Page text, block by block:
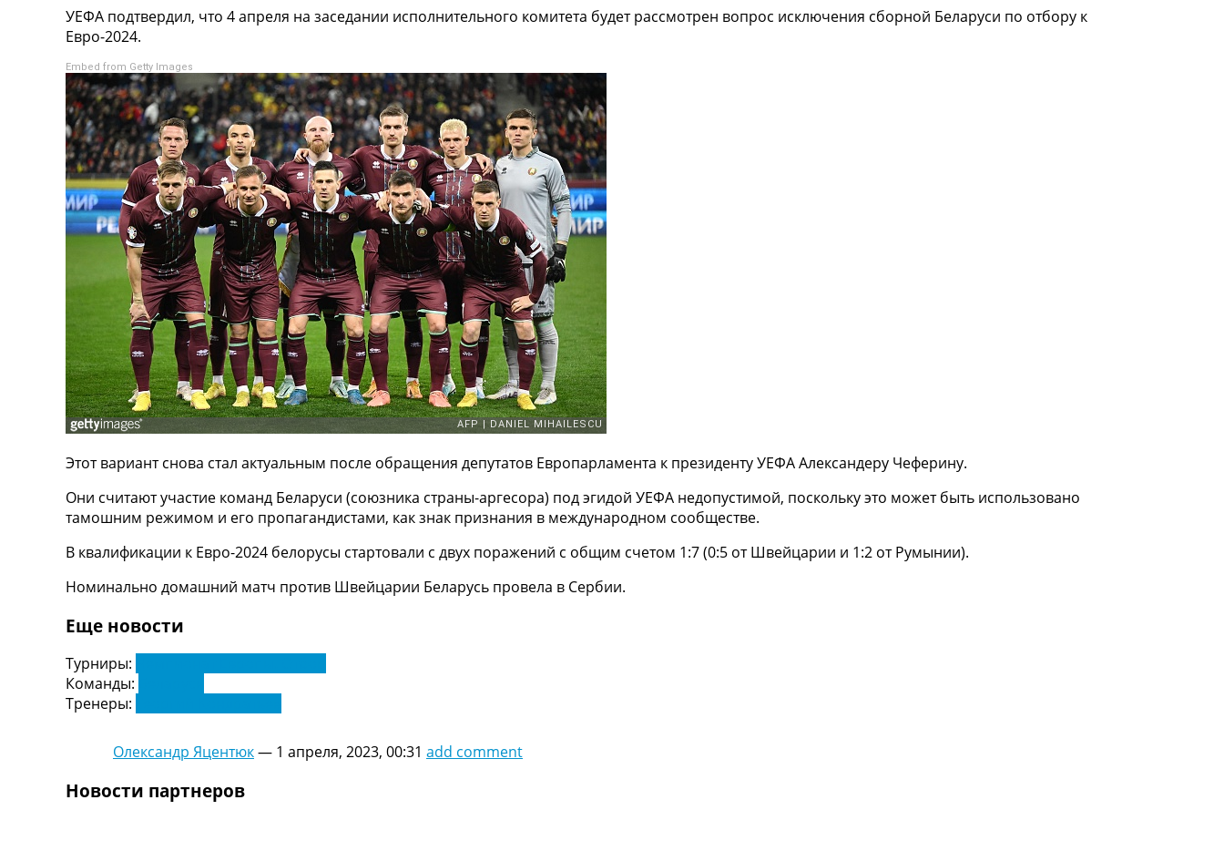
Турниры
Чемпионат Мира
Украина. Премьер-Лига
Украина. Первая Лига
Лига Чемпионов
Англия. Премьер Лига
Испания. Ла Лига
Другие Турниры >>>
Таблицы
Таблицы групп Чемпионата Мира
Украина. Премьер-Лига
Украина. Первая Лига
Лига Чемпионов. Таблицы групп
Англия. Премьер-Лига
Испания. Ла Лига
Все таблицы >>>
Рейтинги
Рейтинг стран УЕФА
Рейтинг клубов УЕФА
Рейтинг ФИФА
ТВ программа
UA
Categories
Главная
Видео
Новости футбола Украины
Последние комментарии
Конкурс прогнозов
Рейтинги
Коллективный прогноз
Чемпионат Мира
УЕФА подтвердил, что 4 апреля на заседании исполнительного комитета будет рассмотрен вопрос исключения сборной Беларуси по отбору к
Евро-2024.
Embed from Getty Images
Этот вариант снова стал актуальным после обращения депутатов Европарламента к президенту УЕФА Александеру Чеферину.
Они считают участие команд Беларуси (союзника страны-аргесора) под эгидой УЕФА недопустимой, поскольку это может быть использовано
тамошним режимом и его пропагандистами, как знак признания в международном сообществе.
В квалификации к Евро-2024 белорусы стартовали с двух поражений с общим счетом 1:7 (0:5 от Швейцарии и 1:2 от Румынии).
Номинально домашний матч против Швейцарии Беларусь провела в Сербии.
Еще новости
Турниры:
Команды:
Тренеры:
Олександр Яцентюк— 1 апреля, 2023, 00:31 add comment
Новости партнеров